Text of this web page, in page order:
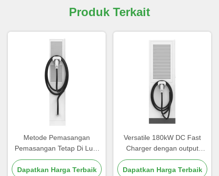
Produk Terkait
Metode Pemasangan
Pemasangan Tetap Di Luar
180kW DC Fast Charger
Dapatkan Harga Terbaik
Versatile 180kW DC Fast
Charger dengan output
ganda CCS2 GBT RFID
Dapatkan Harga Terbaik